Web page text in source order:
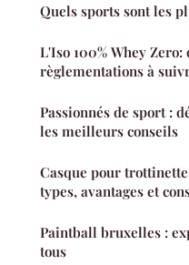
Quels sports sont les
L'Iso 100% Whey
règlementations à
Passionnés de sport :
les meilleurs conseils
Casque pour trottinette
types, avantages et
Paintball bruxelles :
tous